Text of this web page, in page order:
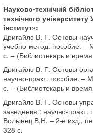
Науково-технічній
технічного університету
інститут»:
Дригайло В. Г. Основы
учебно-метод. пособие.
с. – (Библиотекарь и
Дригайло В. Г. Основы
научно-практ. пособие.
с. – (Библиотекарь и
Дригайло В. Г. Основы
заведения : научно-
Волынец В.Н. – 2-е изд.,
328 с.